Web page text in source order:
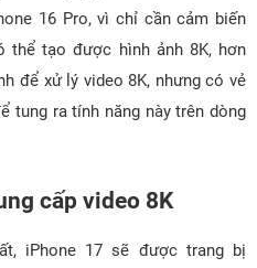
16 Pro, vì chỉ cần cảm biến
thể tạo được hình ảnh 8K, hơn
để xử lý video 8K, nhưng có vẻ
tung ra tính năng này trên dòng
cấp video 8K
iPhone 17 sẽ được trang bị